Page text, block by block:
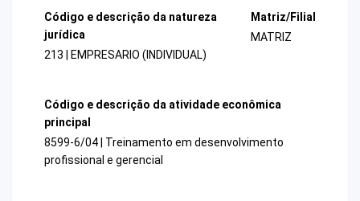
Código e descrição da natureza
jurídica
213 | EMPRESARIO (INDIVIDUAL)
Matriz/Filial
MATRIZ
Código e descrição da atividade econômica
principal
8599-6/04 | Treinamento em desenvolvimento
profissional e gerencial